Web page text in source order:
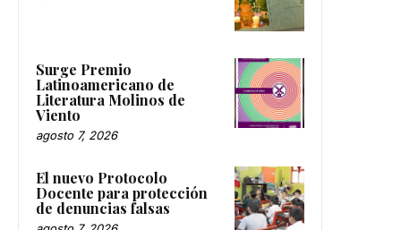
Surge Premio
Latinoamericano de
Literatura Molinos de
Viento
agosto 7, 2026
El nuevo Protocolo
Docente para protección
de denuncias falsas